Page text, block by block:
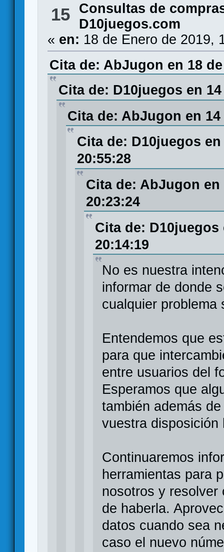
15
Consultas de
D10juegos.com
« en: 18 de Enero de 2019,
Cita de: AbJugon en 18
Cita de: D10juegos en
Cita de: AbJugon en
Cita de: D10juegos
20:55:28
Cita de: AbJugon en
20:23:24
Cita de: D10juegos
20:14:19
No es nuestra
informar de donde
cualquier
Entendemos que
para que
entre usuarios del
Esperamos que
también además
vuestra
Continuaremos
herramientas para
nosotros y resolver
de haberla.
datos cuando sea
caso el nuevo